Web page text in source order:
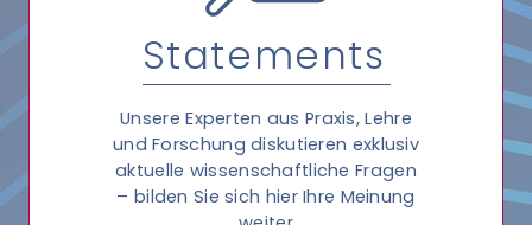
Statements
Unsere Experten aus Praxis, Lehre
und Forschung diskutieren exklusiv
aktuelle wissenschaftliche Fragen
– bilden Sie sich hier Ihre Meinung